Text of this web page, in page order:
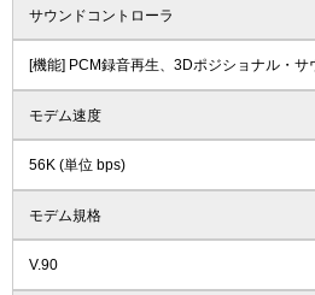
サウンドコントローラ
[機能] PCM録音再生、3Dポジショナル・
モデム速度
56K (単位 bps)
モデム規格
V.90